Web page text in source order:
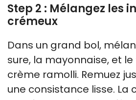
Step 2 : Mélangez les
crémeux
Dans un grand bol,
sure, la mayonnaise, et
crème ramolli. Remuez
une consistance lisse. La